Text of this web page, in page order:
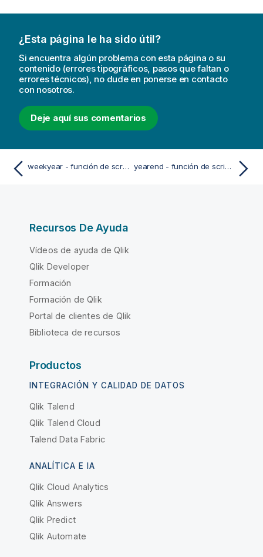
¿Esta página le ha sido útil?
Si encuentra algún problema con esta página o su
contenido (errores tipográficos, pasos que faltan o
errores técnicos), no dude en ponerse en contacto
con nosotros.
Deje aquí sus comentarios
weekyear - función de script y de gráfico yearend - función de script y de gráfico
Recursos De Ayuda
Vídeos de ayuda de Qlik
Qlik Developer
Formación
Formación de Qlik
Portal de clientes de Qlik
Biblioteca de recursos
Productos
INTEGRACIÓN Y CALIDAD DE DATOS
Qlik Talend
Qlik Talend Cloud
Talend Data Fabric
ANALÍTICA E IA
Qlik Cloud Analytics
Qlik Answers
Qlik Predict
Qlik Automate